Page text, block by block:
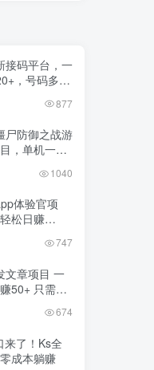
哥一对一
新手接入
手教你用网
1.5W+人已阅读
会员，三个
程，最高可
1.4W+人已阅读
1.2W+人已阅读
接码平台，一
，号码多的
877
尸防御之战游
，单机一天
1040
体验官项
松日赚
获取高额收747
文章项目 一
50+ 只需动
674
来了！Ks全
成本躺赚